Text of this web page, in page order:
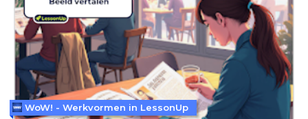
WoW! - Werkvormen in LessonUp